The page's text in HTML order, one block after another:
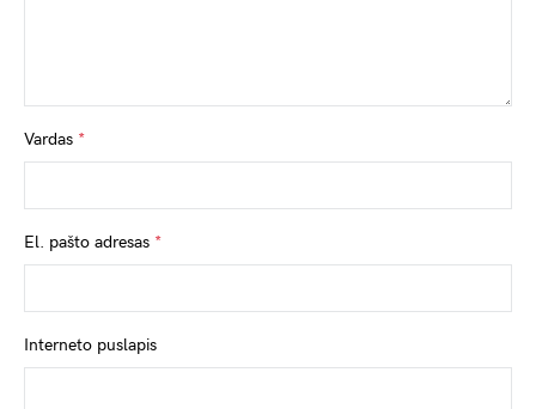
Vardas *
El. pašto adresas *
Interneto puslapis